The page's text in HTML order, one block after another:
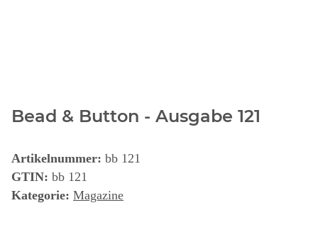
Bead & Button - Ausgabe 121
Artikelnummer: bb 121
GTIN: bb 121
Kategorie: Magazine